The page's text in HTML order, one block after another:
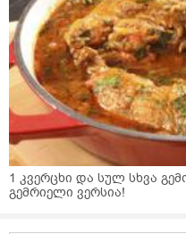
1 კვერცხი და სულ სხვა
გემრიელი ვერსია!